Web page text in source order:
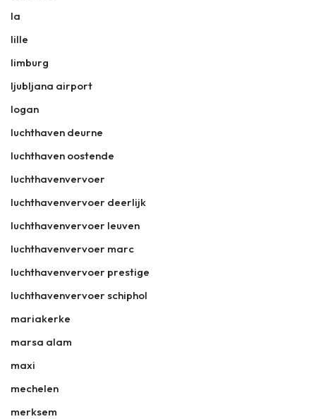
la
lille
limburg
ljubljana airport
logan
luchthaven deurne
luchthaven oostende
luchthavenvervoer
luchthavenvervoer deerlijk
luchthavenvervoer leuven
luchthavenvervoer marc
luchthavenvervoer prestige
luchthavenvervoer schiphol
mariakerke
marsa alam
maxi
mechelen
merksem